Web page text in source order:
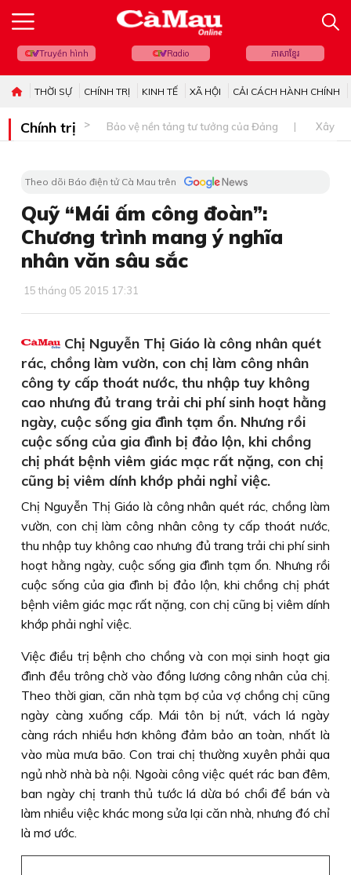
Truyền hình Radio ភាសាខ្មែរ
THỜI SỰ CHÍNH TRỊ KINH TẾ XÃ HỘI CẢI CÁCH HÀNH CHÍNH
Chính trị Bảo vệ nền tảng tư tưởng của Đảng Xây
Theo dõi Báo điện tử Cà Mau trên
Quỹ “Mái ấm công đoàn”:
Chương trình mang ý nghĩa
nhân văn sâu sắc
15 tháng 05 2015 17:31
Chị Nguyễn Thị Giáo là công nhân quét
rác, chồng làm vườn, con chị làm công nhân
công ty cấp thoát nước, thu nhập tuy không
cao nhưng đủ trang trải chi phí sinh hoạt hằng
ngày, cuộc sống gia đình tạm ổn. Nhưng rồi
cuộc sống của gia đình bị đảo lộn, khi chồng
chị phát bệnh viêm giác mạc rất nặng, con chị
cũng bị viêm dính khớp phải nghỉ việc.
Chị Nguyễn Thị Giáo là công nhân quét rác, chồng làm
vườn, con chị làm công nhân công ty cấp thoát nước,
thu nhập tuy không cao nhưng đủ trang trải chi phí sinh
hoạt hằng ngày, cuộc sống gia đình tạm ổn. Nhưng rồi
cuộc sống của gia đình bị đảo lộn, khi chồng chị phát
bệnh viêm giác mạc rất nặng, con chị cũng bị viêm dính
khớp phải nghỉ việc.
Việc điều trị bệnh cho chồng và con mọi sinh hoạt gia
đình đều trông chờ vào đồng lương công nhân của chị.
Theo thời gian, căn nhà tạm bợ của vợ chồng chị cũng
ngày càng xuống cấp. Mái tôn bị nứt, vách lá ngày
càng rách nhiều hơn không đảm bảo an toàn, nhất là
vào mùa mưa bão. Con trai chị thường xuyên phải qua
ngủ nhờ nhà bà nội. Ngoài công việc quét rác ban đêm,
ban ngày chị tranh thủ tước lá dừa bó chổi để bán và
làm nhiều việc khác mong sửa lại căn nhà, nhưng đó chỉ
là mơ ước.